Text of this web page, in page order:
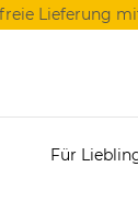
Lieferung
Für